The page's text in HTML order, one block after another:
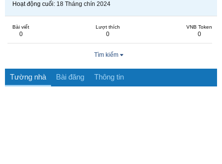
Hoạt động cuối 18 Tháng chín 2024
Bài viết
0
Lượt thích
0
VNB Token
0
Tìm kiếm
Tường nhà Bài đăng Thông tin